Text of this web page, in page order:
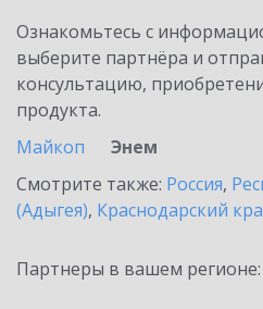
Ознакомьтесь с
выберите партнёра и
консультацию,
продукта.
Майкоп
Энем
Смотрите также: Россия,
(Адыгея), Краснодарский
Партнеры в вашем регионе: